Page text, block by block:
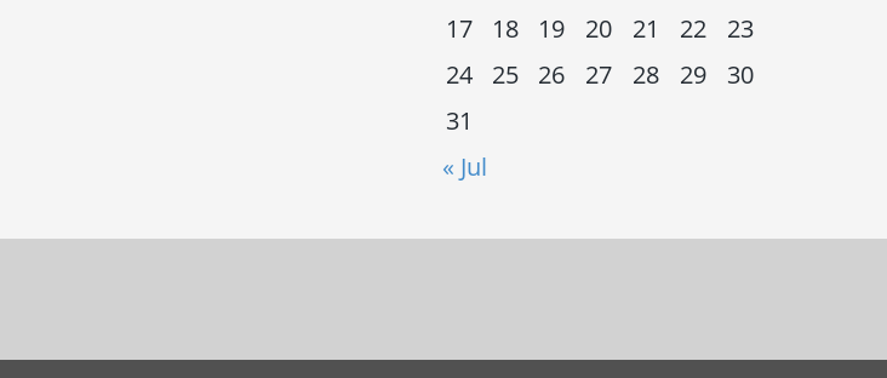
« Jul
17
18 19 20 21 22
23
24
25 26 27 28 29
30
31